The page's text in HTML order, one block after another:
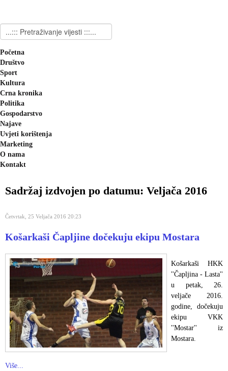
Početna
Društvo
Sport
Kultura
Crna kronika
Politika
Gospodarstvo
Najave
Uvjeti korištenja
Marketing
O nama
Kontakt
Sadržaj izdvojen po datumu: Veljača 2016
Četvrtak, 25 Veljača 2016 20:23
Košarkaši Čapljine dočekuju ekipu Mostara
Košarkaši HKK
''Čapljina - Lasta''
u petak, 26.
veljače 2016.
godine, dočekuju
ekipu VKK
''Mostar'' iz
Mostara.
Više...